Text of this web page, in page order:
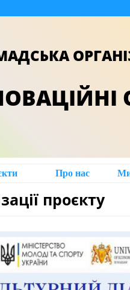
Про нас
проєкту